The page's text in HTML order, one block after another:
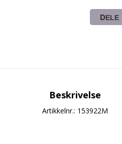
DELE
Beskrivelse
Artikkelnr.: 153922M